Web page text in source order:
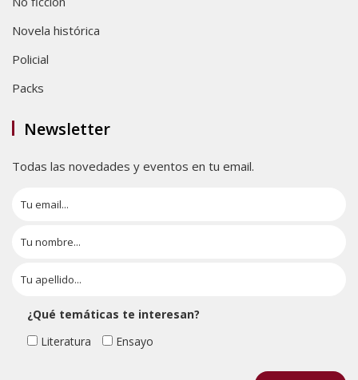
Novela histórica
Policial
Packs
Newsletter
Todas las novedades y eventos en tu email.
¿Qué temáticas te interesan?
Literatura
Ensayo